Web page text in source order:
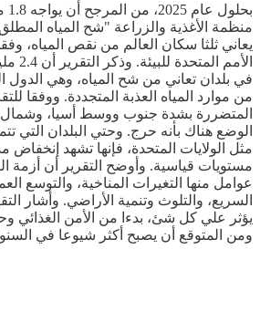
منظمة الأغذية والزراعة "شح المياه
يعاني ثلثا سكان العالم من نقص المياه،
من موارد المياه العذبة المتجددة. ووفقا
المتضررة بشدة جنوب ووسط أسيا، وشمال
الوضع هناك بأنه حرج. وحتي البلدان التي
مثل الولايات المتحدة، فإنها تشهد إنخفاض
مستويات قياسية. وأوضح التقرير أن أزمة
عوامل منها التغيرات المناخية، والتوسع
السريع، والتلوث وتنمية الأراضي. وأشار
يؤثر علي كل شئ، بدءا من الأمن الغذائي
ومن المتوقع أن يصبح أكثر شيوعا في